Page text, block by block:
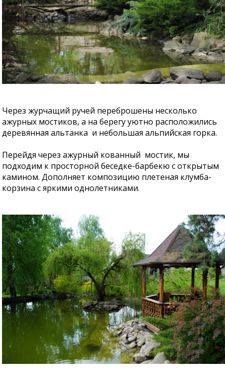
Через журчащий ручей переброшены несколько
ажурных мостиков, а на берегу уютно расположились
деревянная альтанка и небольшая альпийская горка.
Перейдя через ажурный кованный мостик, мы
подходим к просторной беседке-барбекю с открытым
камином. Дополняет композицию плетеная клумба-
корзина с яркими однолетниками.